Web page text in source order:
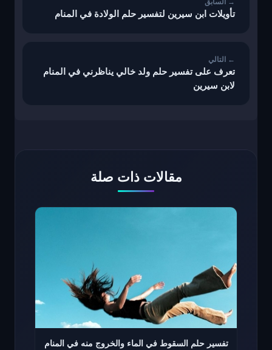
تأويلات ابن سيرين لتفسير حلم الولادة في المنام
تعرف على تفسير حلم ولد خالي يناظرني في المنام
لابن سيرين
مقالات ذات صلة
تفسير حلم السقوط في الماء والخروج منه في المنام